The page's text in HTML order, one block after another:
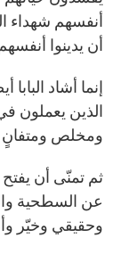
أنفسهم شهداء
أن يدينوا
إنما أشاد
الذين يعملون
ومخلص ومتفانٍ
ثم تمنّى أن يفتح
عن السطحية
وحقيقي وخيّر